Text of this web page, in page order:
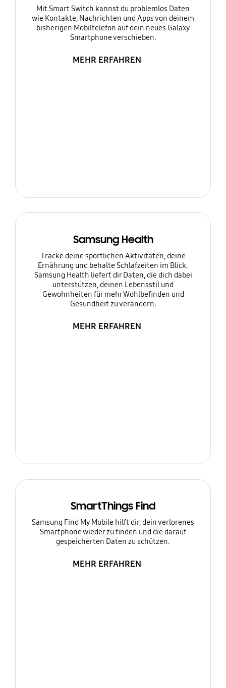
Mit Smart Switch kannst du problemlos Daten
wie Kontakte, Nachrichten und Apps von deinem
bisherigen Mobiltelefon auf dein neues Galaxy
Smartphone verschieben.
MEHR ERFAHREN
Samsung Health
Tracke deine sportlichen Aktivitäten, deine
Ernährung und behalte Schlafzeiten im Blick.
Samsung Health liefert dir Daten, die dich dabei
unterstützen, deinen Lebensstil und
Gewohnheiten für mehr Wohlbefinden und
Gesundheit zu verändern.
MEHR ERFAHREN
SmartThings Find
Samsung Find My Mobile hilft dir, dein verlorenes
Smartphone wieder zu finden und die darauf
gespeicherten Daten zu schützen.
MEHR ERFAHREN